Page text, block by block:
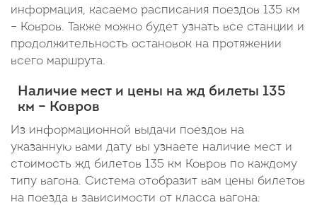
12
минут
информация, касаемо расписания поездов 135 км
– Ковров. Также можно будет узнать все станции и
продолжительность остановок на протяжении
всего маршрута.
Наличие мест и цены на жд билеты 135
км – Ковров
Из информационной выдачи поездов на
указанную вами дату вы узнаете наличие мест и
стоимость жд билетов 135 км Ковров по каждому
типу вагона. Система отобразит вам цены билетов
на поезда в зависимости от класса вагона: